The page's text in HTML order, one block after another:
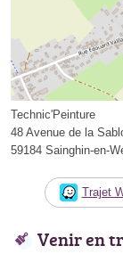
Technic'Peinture
48 Avenue de la
59184 Sainghin-en-
Trajet
Venir en